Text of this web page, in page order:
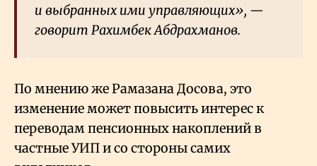
и выбранных ими управляющих», —
говорит Рахимбек Абдрахманов.
По мнению же Рамазана Досова, это
изменение может повысить интерес к
переводам пенсионных накоплений в
частные УИП и со стороны самих